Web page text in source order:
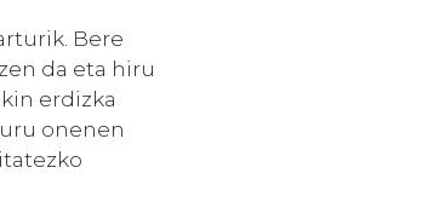
Bere
da eta hiru
erdizka
onenen